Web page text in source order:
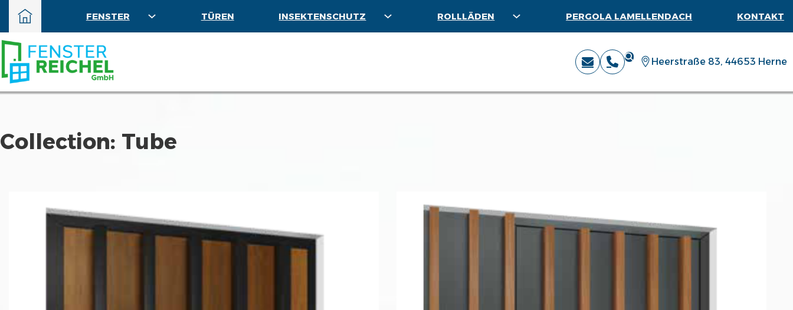
FENSTER TÜREN INSEKTENSCHUTZ ROLLLÄDEN PERGOLA LAMELLENDACH KONTAKT
Heerstraße 83, 44653 Herne
Collection: Tube